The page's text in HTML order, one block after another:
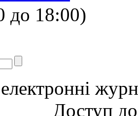
до 18:00)
Доступ